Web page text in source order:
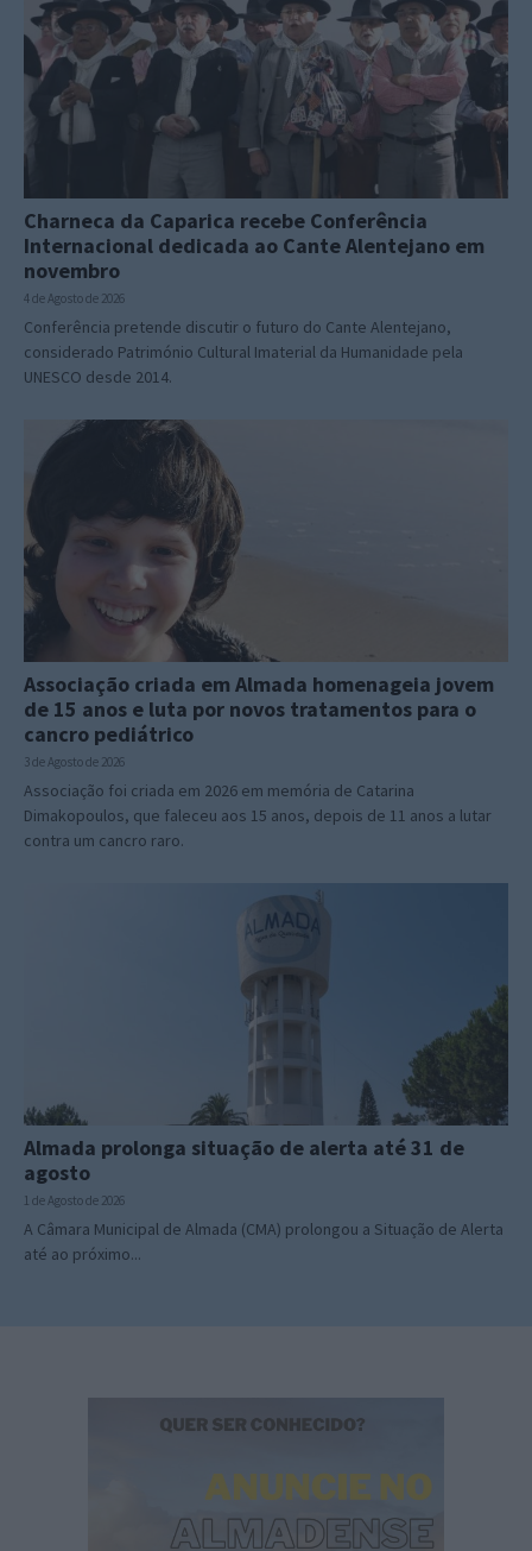
Charneca da Caparica recebe Conferência
Internacional dedicada ao Cante Alentejano em
novembro
4 de Agosto de 2026
Conferência pretende discutir o futuro do Cante Alentejano,
considerado Património Cultural Imaterial da Humanidade pela
UNESCO desde 2014.
Associação criada em Almada homenageia jovem
de 15 anos e luta por novos tratamentos para o
cancro pediátrico
3 de Agosto de 2026
Associação foi criada em 2026 em memória de Catarina
Dimakopoulos, que faleceu aos 15 anos, depois de 11 anos a lutar
contra um cancro raro.
Almada prolonga situação de alerta até 31 de
agosto
1 de Agosto de 2026
A Câmara Municipal de Almada (CMA) prolongou a Situação de Alerta
até ao próximo...